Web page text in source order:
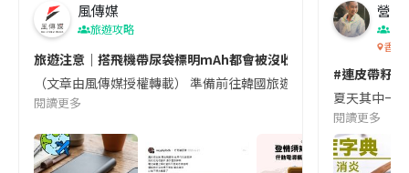
風傳媒
旅遊攻略
旅遊注意｜搭飛機帶尿袋標明mAh都會被沒收😱出發前切記檢查
（文章由風傳媒授權轉載） 準備前往韓國旅遊的民眾，近期要
閱讀更多
營養
香港
#連皮帶籽
夏天其中一
閱讀更多